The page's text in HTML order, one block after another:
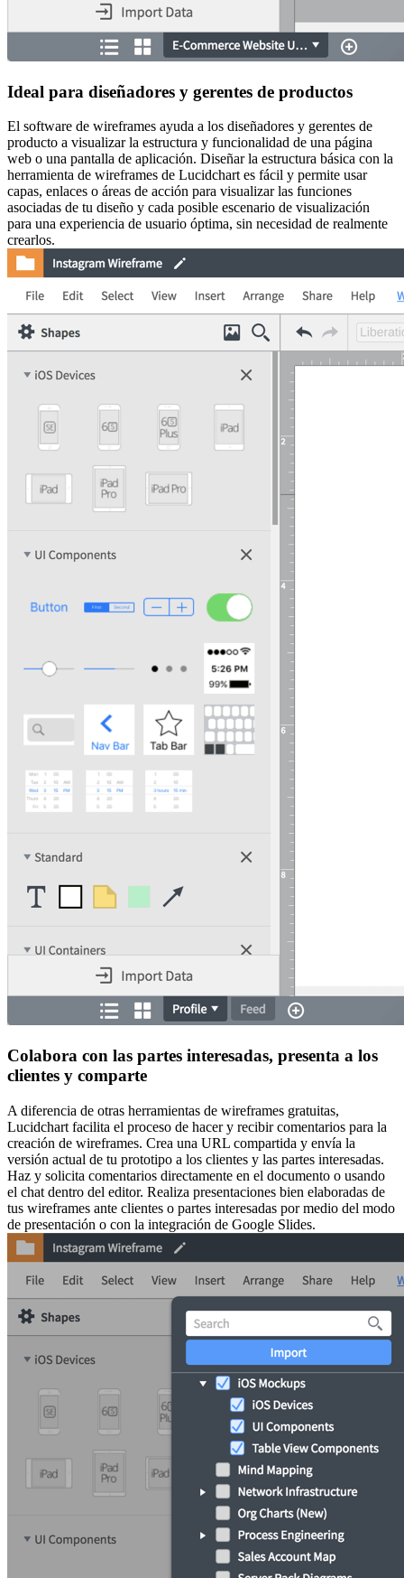
Ideal para diseñadores y gerentes de productos
El software de wireframes ayuda a los diseñadores y gerentes de
producto a visualizar la estructura y funcionalidad de una página
web o una pantalla de aplicación. Diseñar la estructura básica con la
herramienta de wireframes de Lucidchart es fácil y permite usar
capas, enlaces o áreas de acción para visualizar las funciones
asociadas de tu diseño y cada posible escenario de visualización
para una experiencia de usuario óptima, sin necesidad de realmente
crearlos.
Colabora con las partes interesadas, presenta a los
clientes y comparte
A diferencia de otras herramientas de wireframes gratuitas,
Lucidchart facilita el proceso de hacer y recibir comentarios para la
creación de wireframes. Crea una URL compartida y envía la
versión actual de tu prototipo a los clientes y las partes interesadas.
Haz y solicita comentarios directamente en el documento o usando
el chat dentro del editor. Realiza presentaciones bien elaboradas de
tus wireframes ante clientes o partes interesadas por medio del modo
de presentación o con la integración de Google Slides.